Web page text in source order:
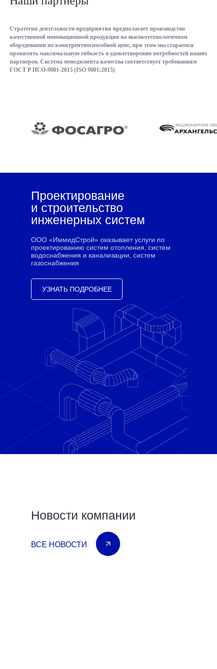
Стратегия деятельности предприятия предполагает производство
качественной инновационной продукции на высокотехнологичном
оборудовании по конкурентноспособной цене, при этом мы стараемся
проявлять максимальную гибкость в удовлетворении потребностей наших
партнеров. Система менеджмента качества соответствует требованиям
ГОСТ Р ИСО-9001-2015 (ISO 9001:2015)
УЗНАТЬ ПОДРОБНЕЕ
Проектирование
и строительство
инженерных систем
ООО «ИммидСтрой» оказывает услуги по
проектированию систем отопления, систем
водоснабжения и канализации, систем
газоснабжения
Новости компании
ВСЕ НОВОСТИ